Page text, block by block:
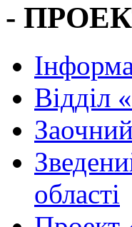
-
Вiддiл
області